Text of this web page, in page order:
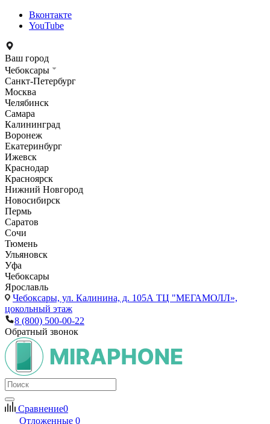
Вконтакте
YouTube
Ваш город
Чебоксары
Санкт-Петербург
Москва
Челябинск
Самара
Калининград
Воронеж
Екатеринбург
Ижевск
Краснодар
Красноярск
Нижний Новгород
Новосибирск
Пермь
Саратов
Сочи
Тюмень
Ульяновск
Уфа
Чебоксары
Ярославль
Чебоксары, ул. Калинина, д. 105А ТЦ "МЕГАМОЛЛ»,
цокольный этаж
8 (800) 500-00-22
Обратный звонок
Сравнение0
Отложенные 0